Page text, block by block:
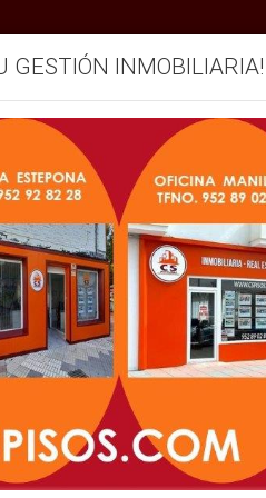
su inmueble Blog
QUEDA CON
GESTIÓN INMOBILIARIA!